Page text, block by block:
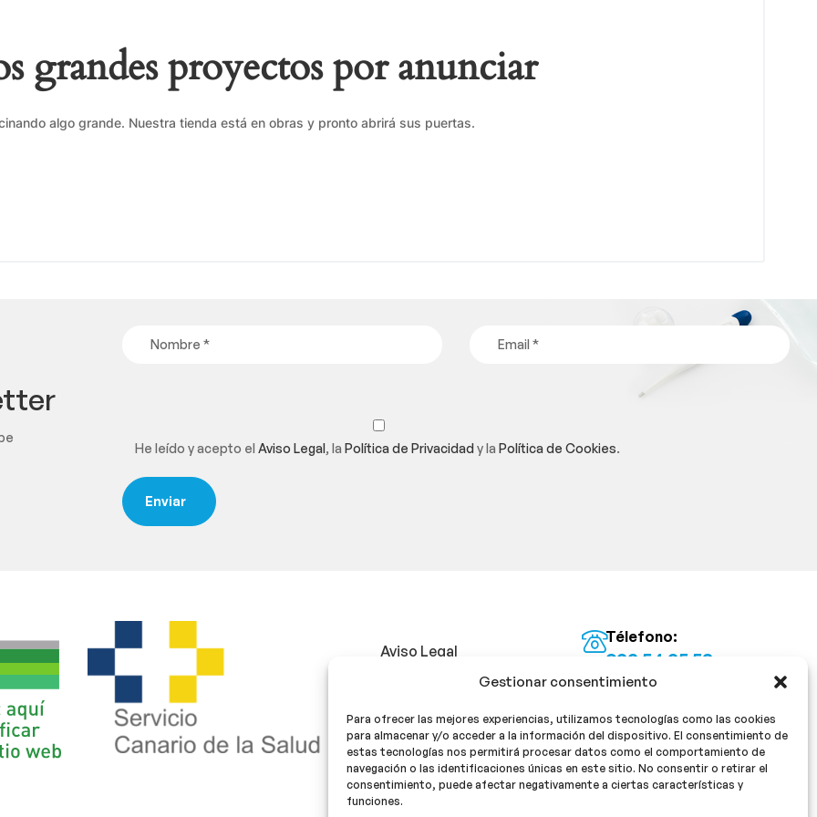
Gestionar consentimiento
Para ofrecer las mejores experiencias, utilizamos tecnologías como las cookies
para almacenar y/o acceder a la información del dispositivo. El consentimiento de
estas tecnologías nos permitirá procesar datos como el comportamiento de
navegación o las identificaciones únicas en este sitio. No consentir o retirar el
consentimiento, puede afectar negativamente a ciertas características y
funciones.
grandes proyectos por anunciar
algo grande. Nuestra tienda está en obras y pronto abrirá sus puertas.
He leído y acepto elAviso Legal, laPolítica de Privacidady laPolítica de Cookies.
Aviso Legal
Política de Privacidad
Política de cookies
Télefono:
922 54 25 53
Email:
¡Síguenos!